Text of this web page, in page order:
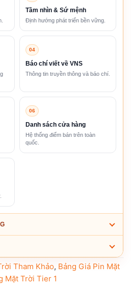
Tầm nhìn & Sứ mệnh
Định hướng phát triển bền vững.
04
Báo chí viết về VNS
Thông tin truyền thông và báo chí.
06
Danh sách cửa hàng
Hệ thống điểm bán trên toàn
quốc.
Tham Khảo, Bảng Giá Pin Mặt
Mặt Trời Tier 1